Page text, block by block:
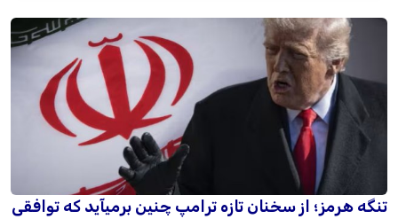
تنگه هرمز؛ از سخنان تازه ترامپ چنین برمیآید که توافقی